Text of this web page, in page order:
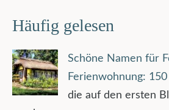
Häufig gelesen
Schöne Namen für
Ferienwohnung:
die auf den ersten